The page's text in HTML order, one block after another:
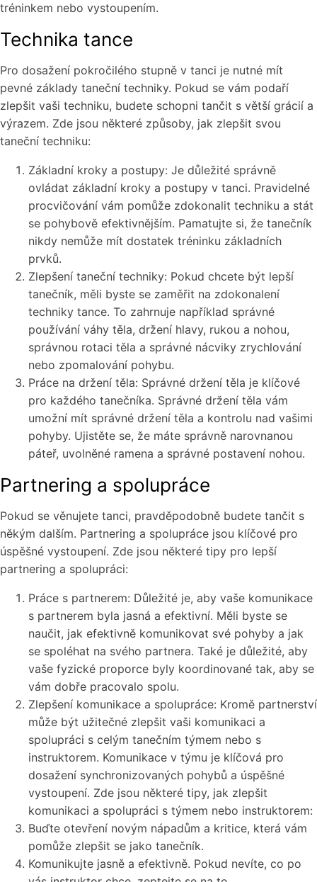
tréninkem nebo vystoupením.
Technika tance
Pro dosažení pokročilého stupně v tanci je nutné mít
pevné základy taneční techniky. Pokud se vám podaří
zlepšit vaši techniku, budete schopni tančit s větší grácií a
výrazem. Zde jsou některé způsoby, jak zlepšit svou
taneční techniku:
Základní kroky a postupy: Je důležité správně
ovládat základní kroky a postupy v tanci. Pravidelné
procvičování vám pomůže zdokonalit techniku a stát
se pohybově efektivnějším. Pamatujte si, že tanečník
nikdy nemůže mít dostatek tréninku základních
prvků.
Zlepšení taneční techniky: Pokud chcete být lepší
tanečník, měli byste se zaměřit na zdokonalení
techniky tance. To zahrnuje například správné
používání váhy těla, držení hlavy, rukou a nohou,
správnou rotaci těla a správné nácviky zrychlování
nebo zpomalování pohybu.
Práce na držení těla: Správné držení těla je klíčové
pro každého tanečníka. Správné držení těla vám
umožní mít správné držení těla a kontrolu nad vašimi
pohyby. Ujistěte se, že máte správně narovnanou
páteř, uvolněné ramena a správné postavení nohou.
Partnering a spolupráce
Pokud se věnujete tanci, pravděpodobně budete tančit s
někým dalším. Partnering a spolupráce jsou klíčové pro
úspěšné vystoupení. Zde jsou některé tipy pro lepší
partnering a spolupráci:
Práce s partnerem: Důležité je, aby vaše komunikace
s partnerem byla jasná a efektivní. Měli byste se
naučit, jak efektivně komunikovat své pohyby a jak
se spoléhat na svého partnera. Také je důležité, aby
vaše fyzické proporce byly koordinované tak, aby se
vám dobře pracovalo spolu.
Zlepšení komunikace a spolupráce: Kromě partnerství
může být užitečné zlepšit vaši komunikaci a
spolupráci s celým tanečním týmem nebo s
instruktorem. Komunikace v týmu je klíčová pro
dosažení synchronizovaných pohybů a úspěšné
vystoupení. Zde jsou některé tipy, jak zlepšit
komunikaci a spolupráci s týmem nebo instruktorem:
Buďte otevření novým nápadům a kritice, která vám
pomůže zlepšit se jako tanečník.
Komunikujte jasně a efektivně. Pokud nevíte, co po